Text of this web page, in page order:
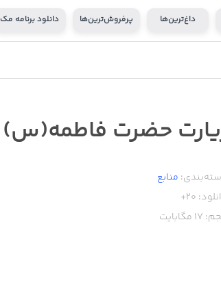
داغ‌ترین‌ها پرفروش‌ترین‌ها دانلود برنامه مک
حضرت فاطمه(س)
منابع
20+
17 مگابایت